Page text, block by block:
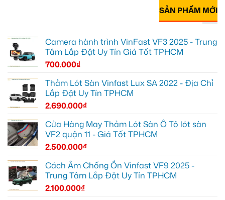
SẢN PHẨM MỚI
Camera hành trình VinFast VF3 2025 - Trung
Tâm Lắp Đặt Uy Tín Giá Tốt TPHCM
700.000₫
Thảm Lót Sàn Vinfast Lux SA 2022 - Địa Chỉ
Lắp Đặt Uy Tín TPHCM
2.690.000₫
Cửa Hàng May Thảm Lót Sàn Ô Tô lót sàn
VF2 quận 11 - Giá Tốt TPHCM
2.500.000₫
Cách Âm Chống Ồn Vinfast VF9 2025 -
Trung Tâm Lắp Đặt Uy Tín TPHCM
2.100.000₫